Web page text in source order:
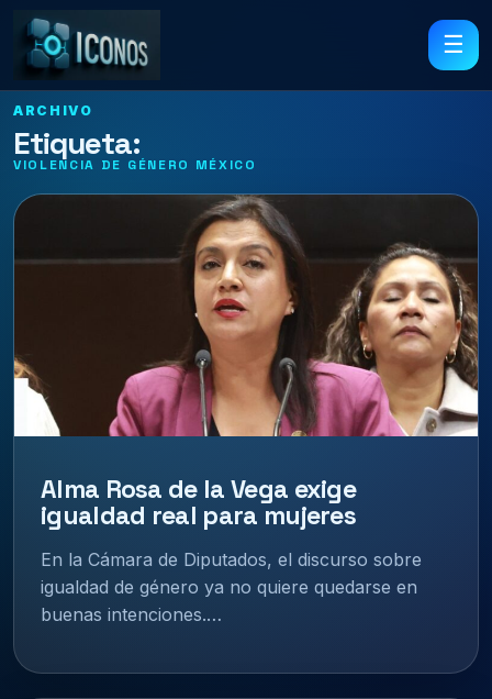
☰
ARCHIVO
Etiqueta:
VIOLENCIA DE GÉNERO MÉXICO
Alma Rosa de la Vega exige
igualdad real para mujeres
En la Cámara de Diputados, el discurso sobre
igualdad de género ya no quiere quedarse en
buenas intenciones.…